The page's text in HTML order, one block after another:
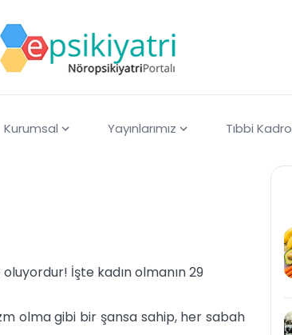
Kurumsal Yayınlarımız Tıbbi Kadro
İşte kadın olmanın 29
olma gibi bir şansa sahip, her sabah